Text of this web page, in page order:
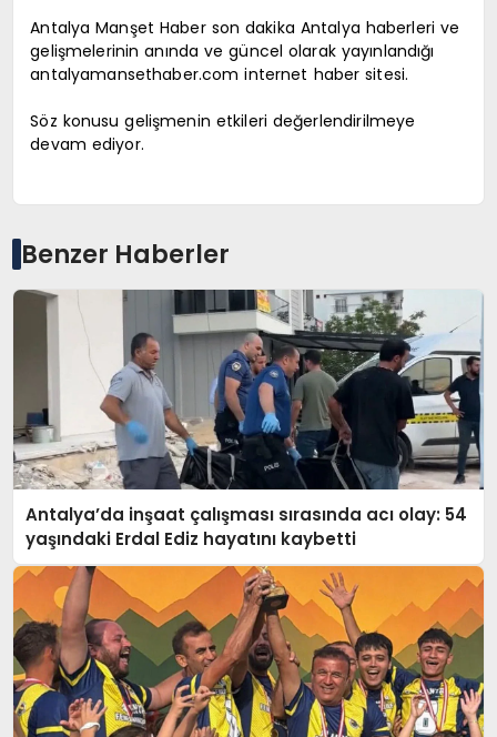
Antalya Manşet Haber son dakika Antalya haberleri ve
gelişmelerinin anında ve güncel olarak yayınlandığı
antalyamansethaber.com internet haber sitesi.
Söz konusu gelişmenin etkileri değerlendirilmeye
devam ediyor.
Benzer Haberler
Antalya’da inşaat çalışması sırasında acı olay: 54
yaşındaki Erdal Ediz hayatını kaybetti